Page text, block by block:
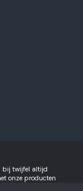
bij twijfel altijd
onze producten